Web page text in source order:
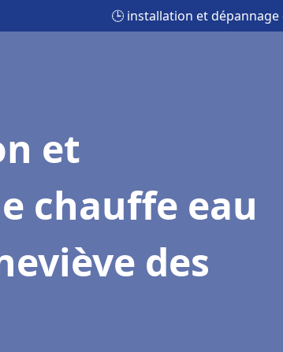
🕒 installation et dépannage
et
chauffe eau
des